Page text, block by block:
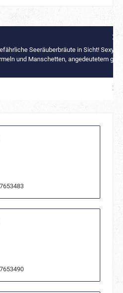
Seeräuberbräute in Sicht! Sexy
und Manschetten, angedeutetem g…